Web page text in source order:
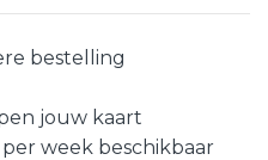
bestelling
jouw kaart
week beschikbaar